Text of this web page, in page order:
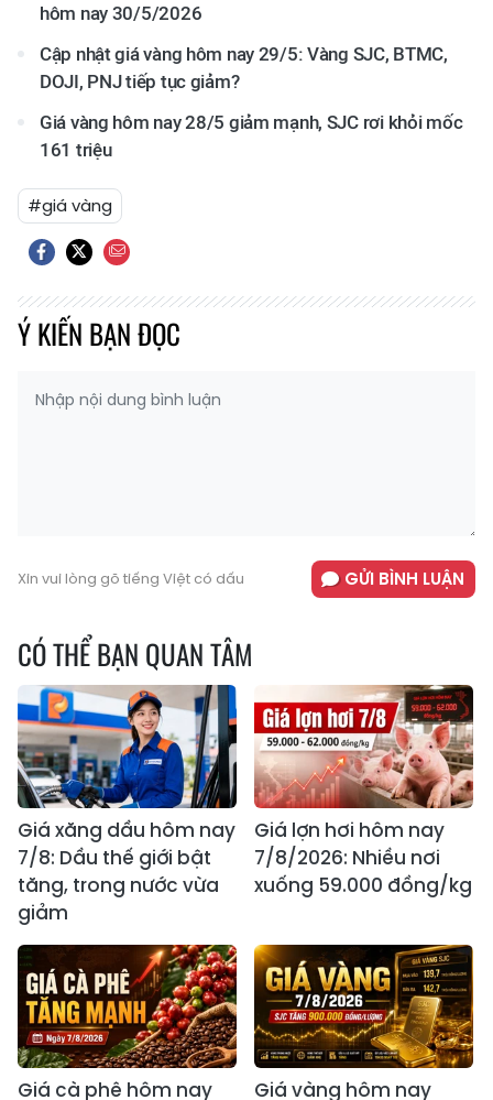
hôm nay 30/5/2026
Cập nhật giá vàng hôm nay 29/5: Vàng SJC, BTMC,
DOJI, PNJ tiếp tục giảm?
Giá vàng hôm nay 28/5 giảm mạnh, SJC rơi khỏi mốc
161 triệu
#giá vàng
Ý KIẾN BẠN ĐỌC
Xin vui lòng gõ tiếng Việt có dấu GỬI BÌNH LUẬN
CÓ THỂ BẠN QUAN TÂM
Giá xăng dầu hôm nay
7/8: Dầu thế giới bật
tăng, trong nước vừa
giảm
Giá lợn hơi hôm nay
7/8/2026: Nhiều nơi
xuống 59.000 đồng/kg
Giá cà phê hôm nay
Giá vàng hôm nay